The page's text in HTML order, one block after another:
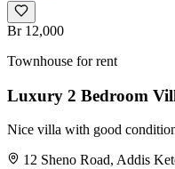
Br 12,000
Townhouse for rent
Luxury 2 Bedroom
Nice villa with good
12 Sheno Road, Addis